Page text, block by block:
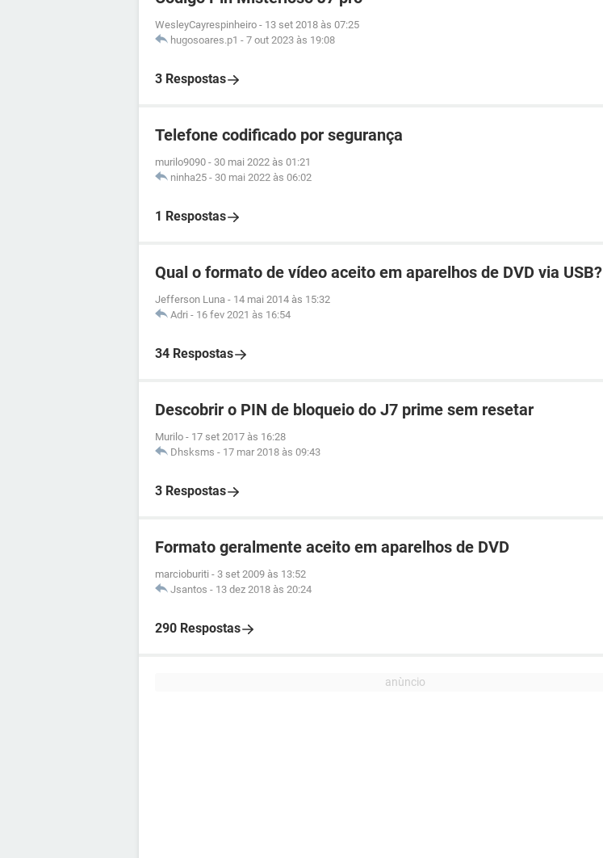
WesleyCayrespinheiro - 13 set 2018 às 07:25
hugosoares.p1 - 7 out 2023 às 19:08
3 Respostas
Telefone codificado por segurança
murilo9090 - 30 mai 2022 às 01:21
ninha25 - 30 mai 2022 às 06:02
1 Respostas
Qual o formato de vídeo aceito em aparelhos de DVD via USB?
Jefferson Luna - 14 mai 2014 às 15:32
Adri - 16 fev 2021 às 16:54
34 Respostas
Descobrir o PIN de bloqueio do J7 prime sem resetar
Murilo - 17 set 2017 às 16:28
Dhsksms - 17 mar 2018 às 09:43
3 Respostas
Formato geralmente aceito em aparelhos de DVD
marcioburiti - 3 set 2009 às 13:52
Jsantos - 13 dez 2018 às 20:24
290 Respostas